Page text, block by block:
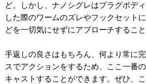
ど。しかし、ナノシグレはプラグボデ
した際のワームのズレやフックセット
どを一切気にせずにアプローチすること
手返しの良さはもちろん、何より常に
スでアクションをするため、ここ一番
キャストすることができます。ぜひ、